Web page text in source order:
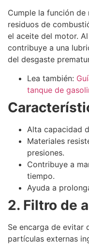
Cumple la función
residuos de
el aceite del motor.
contribuye a una
del desgaste
Lea también:
tanque de
Alta capacidad
Materiales
presiones.
Contribuye a
tiempo.
Ayuda a
2. Filtro de
Se encarga de evitar
partículas externas